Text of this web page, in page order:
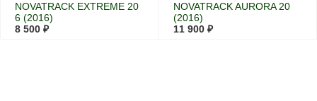
NOVATRACK EXTREME 20
6 (2016)
8 500 ₽
NOVATRACK AURORA 20
(2016)
11 900 ₽